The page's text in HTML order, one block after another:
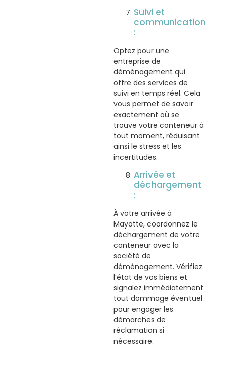
Suivi et
communication
:
Optez pour une
entreprise de
déménagement qui
offre des services de
suivi en temps réel. Cela
vous permet de savoir
exactement où se
trouve votre conteneur à
tout moment, réduisant
ainsi le stress et les
incertitudes.
Arrivée et
déchargement
:
À votre arrivée à
Mayotte, coordonnez le
déchargement de votre
conteneur avec la
société de
déménagement. Vérifiez
l’état de vos biens et
signalez immédiatement
tout dommage éventuel
pour engager les
démarches de
réclamation si
nécessaire.